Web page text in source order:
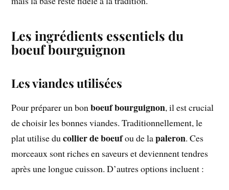
Les ingrédients essentiels du
boeuf bourguignon
Les viandes utilisées
Pour préparer un bonboeuf bourguignon, il est crucial
de choisir les bonnes viandes. Traditionnellement, le
plat utilise ducollier de boeufou de lapaleron. Ces
morceaux sont riches en saveurs et deviennent tendres
après une longue cuisson. D’autres options incluent :